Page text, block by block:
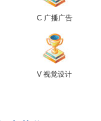
C 广播广告
V 视觉设计